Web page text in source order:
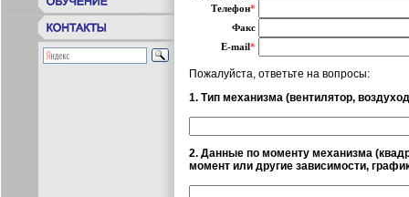
Телефон*
Факс
E-mail*
Пожалуйста, ответьте на вопросы:
1. Тип механизма (вентилятор,
2. Данные по моменту механизма
момент или другие зависимости,